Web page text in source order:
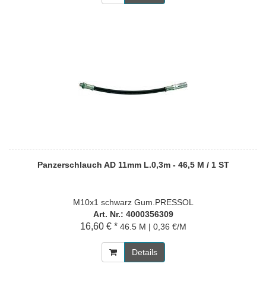
Panzerschlauch AD 11mm L.0,3m - 46,5 M / 1 ST
M10x1 schwarz Gum.PRESSOL
Art. Nr.: 4000356309
16,60 € * 46.5 M | 0,36 €/M
Details